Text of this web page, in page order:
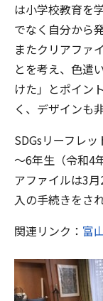
は小学校教育を
でなく自分から
またクリアファ
とを考え、色遣
けた」とポイン
く、デザインも
SDGsリーフレ
～6年生（令和4
アファイルは3
入の手続きをさ
関連リンク： 富